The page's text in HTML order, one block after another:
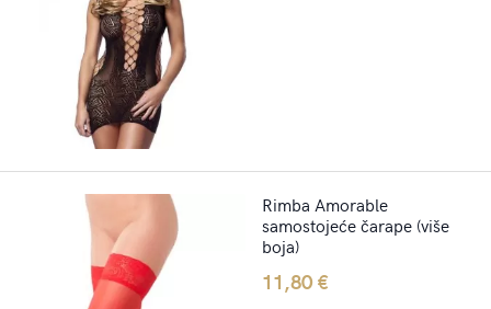
Rimba Amorable
samostojeće čarape (više
boja)
11,80€